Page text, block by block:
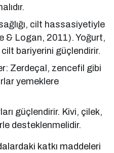
cilt hassasiyetiyle
& Logan, 2011). Yoğurt,
bariyerini güçlendirir.
Zerdeçal, zencefil gibi
yemeklere
güçlendirir. Kivi, çilek,
desteklenmelidir.
katkı maddeleri